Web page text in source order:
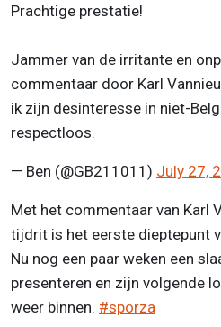
Prachtige prestatie!
Jammer van de irritante en
commentaar door Karl
ik zijn desinteresse in niet-
respectloos.
— Ben (@GB211011) July 27,
Met het commentaar van Karl
tijdrit is het eerste dieptepunt
Nu nog een paar weken een
presenteren en zijn volgende
weer binnen. #sporza